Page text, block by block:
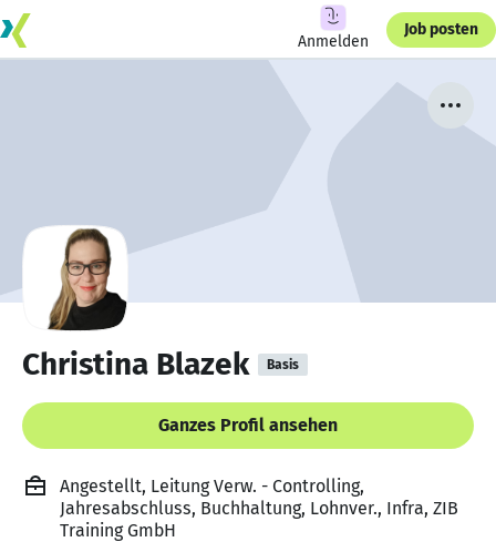
Anmelden
Job posten
Christina Blazek Basis
Ganzes Profil ansehen
Angestellt, Leitung Verw. - Controlling,
Jahresabschluss, Buchhaltung, Lohnver., Infra, ZIB
Training GmbH